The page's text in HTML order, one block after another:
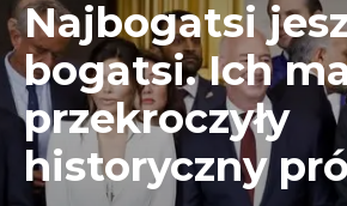
Najbogatsi
bogatsi. Ich
przekroczyły
historyczny